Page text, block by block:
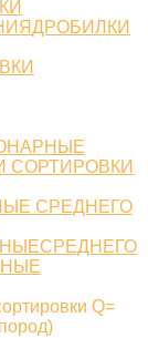
ДРОБИЛКИ
СОРТИРОВКИ
СРЕДНЕГО
Q=